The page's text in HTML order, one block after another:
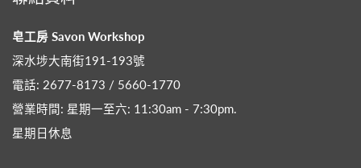
皂工房 Savon Workshop
深水埗大南街191-193號
電話: 2677-8173 / 5660-1770
營業時間: 星期一至六: 11:30am - 7:30pm​.
星期日休息